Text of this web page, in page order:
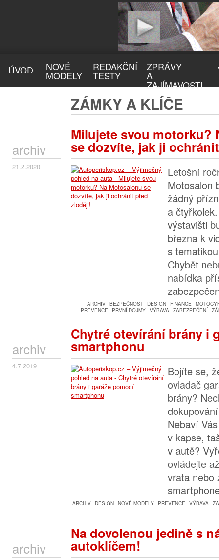
ÚVOD NOVÉ
MODELY
REDAKČNÍ
TESTY
ZPRÁVY
A
ZAJÍMAVOSTI
ZÁMKY A KLÍČE
Milujete svou motorku?
se dozvíte, jak ji
archiv
21.2.2020
Letošní
Motosalon
žádný
a
výstavišti
března k
s
Chybět
nabídka
ARCHIV BEZPEČNOST DESIGN FINANCE
PREVENCE
PRVNÍ DOJMY VÝBAVA ZABEZPEČENÍ
Chytré otevírání brány i
smartphonu
archiv
4.7.2019
Bojíte se,
ovladač
brány?
Nebaví
v kapse,
v autě?
ovládejte
vrata nebo
ARCHIV DESIGN NOVÉ MODELY PREVENCE VÝBAVA
Na dovolenou jedině s
autoklíčem!
archiv